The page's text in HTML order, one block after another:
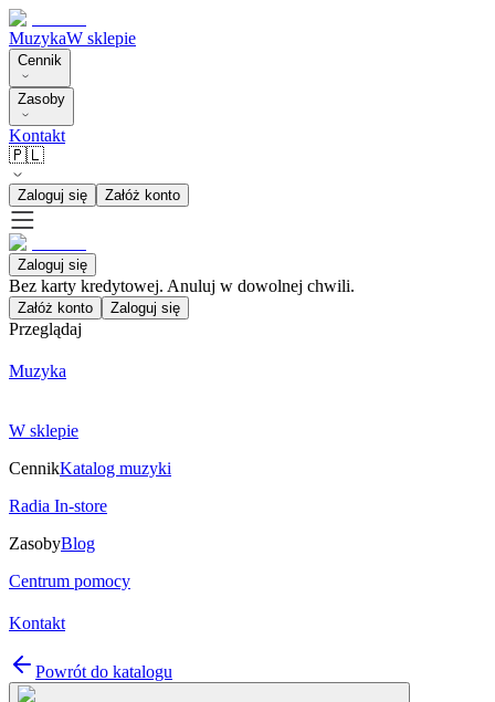
MuzykaW sklepie
Cennik
Zasoby
Kontakt
🇵🇱
Zaloguj się Załóż konto
Zaloguj się
Bez karty kredytowej. Anuluj w dowolnej chwili.
Załóż konto Zaloguj się
Przeglądaj
Muzyka
W sklepie
CennikKatalog muzyki
Radia In-store
ZasobyBlog
Centrum pomocy
Kontakt
Powrót do katalogu